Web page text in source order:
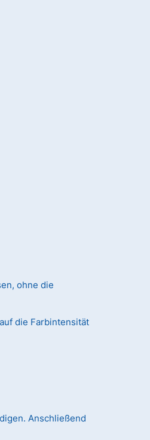
ohne die
die Farbintensität
Anschließend